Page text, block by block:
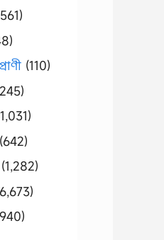
(110)
(642)
(1,282)